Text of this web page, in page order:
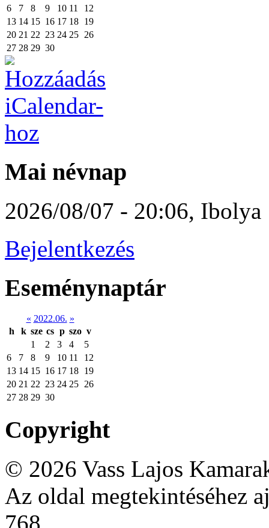
6
7 8 9 10 11
12
13 14 15 16 17 18 19
20 21 22 23 24 25 26
27 28 29 30
Mai névnap
2026/08/07 - 20:06, Ibolya
Bejelentkezés
Eseménynaptár
« 2022.06. »
h
k sze cs p szo v
1
2 3 4
5
6
7 8 9 10 11
12
13 14 15 16 17 18 19
20 21 22 23 24 25 26
27 28 29 30
Copyright
© 2026 Vass Lajos
Az oldal megtekintéséhez